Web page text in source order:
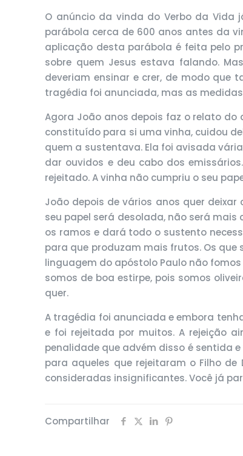
O anúncio da vinda do Verbo da Vida
parábola cerca de 600 anos antes da
aplicação desta parábola é feita pelo
sobre quem Jesus estava falando.
deveriam ensinar e crer, de modo que
tragédia foi anunciada, mas as
Agora João anos depois faz o relato do
constituído para si uma vinha, cuidou
quem a sustentava. Ela foi avisada
dar ouvidos e deu cabo dos
rejeitado. A vinha não cumpriu o seu
João depois de vários anos quer
seu papel será desolada, não será
os ramos e dará todo o sustento
para que produzam mais frutos. Os que
linguagem do apóstolo Paulo não
somos de boa estirpe, pois somos
quer.
A tragédia foi anunciada e embora
e foi rejeitada por muitos. A rejeição
penalidade que advém disso é sentida
para aqueles que rejeitaram o Filho
consideradas insignificantes. Você já
Compartilhar